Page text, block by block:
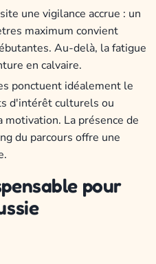
une vigilance accrue : un
maximum convient
Au-delà, la fatigue
en calvaire.
ponctuent idéalement le
d'intérêt culturels ou
La présence de
du parcours offre une
pour